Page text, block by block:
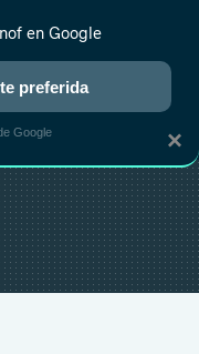
RANKINGS CINE
×
en Google
preferida
Google